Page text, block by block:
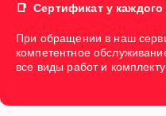
Сертификат у каждого
При обращении в наш
компетентное
все виды работ и